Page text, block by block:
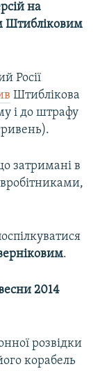
на
Штибліковим
Росії
Штиблікова
і до штрафу
затримані в
.
2014
розвідки
корабель